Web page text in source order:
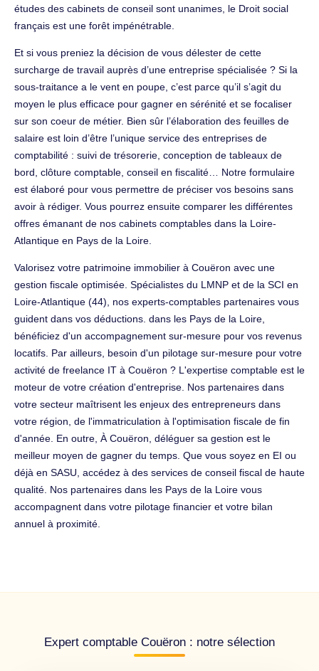
études des cabinets de conseil sont unanimes, le Droit social
français est une forêt impénétrable.
Et si vous preniez la décision de vous délester de cette
surcharge de travail auprès d’une entreprise spécialisée ? Si la
sous-traitance a le vent en poupe, c’est parce qu’il s’agit du
moyen le plus efficace pour gagner en sérénité et se focaliser
sur son coeur de métier. Bien sûr l’élaboration des feuilles de
salaire est loin d’être l’unique service des entreprises de
comptabilité : suivi de trésorerie, conception de tableaux de
bord, clôture comptable, conseil en fiscalité… Notre formulaire
est élaboré pour vous permettre de préciser vos besoins sans
avoir à rédiger. Vous pourrez ensuite comparer les différentes
offres émanant de nos cabinets comptables dans la Loire-
Atlantique en Pays de la Loire.
Valorisez votre patrimoine immobilier à Couëron avec une
gestion fiscale optimisée. Spécialistes du LMNP et de la SCI en
Loire-Atlantique (44), nos experts-comptables partenaires vous
guident dans vos déductions. dans les Pays de la Loire,
bénéficiez d'un accompagnement sur-mesure pour vos revenus
locatifs. Par ailleurs, besoin d'un pilotage sur-mesure pour votre
activité de freelance IT à Couëron ? L'expertise comptable est le
moteur de votre création d'entreprise. Nos partenaires dans
votre secteur maîtrisent les enjeux des entrepreneurs dans
votre région, de l'immatriculation à l'optimisation fiscale de fin
d'année. En outre, À Couëron, déléguer sa gestion est le
meilleur moyen de gagner du temps. Que vous soyez en EI ou
déjà en SASU, accédez à des services de conseil fiscal de haute
qualité. Nos partenaires dans les Pays de la Loire vous
accompagnent dans votre pilotage financier et votre bilan
annuel à proximité.
Expert comptable Couëron : notre sélection